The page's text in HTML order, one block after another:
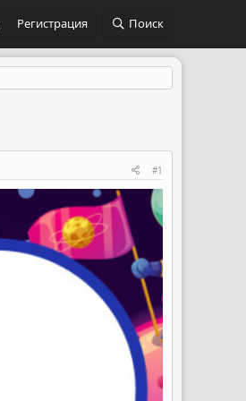
Регистрация Поиск
#1